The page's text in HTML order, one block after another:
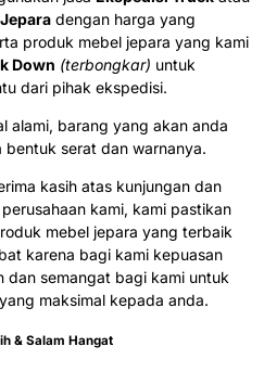
dengan harga yang
produk mebel jepara yang kami
Down (terbongkar) untuk
dari pihak ekspedisi.
alami, barang yang akan anda
serat dan warnanya.
kasih atas kunjungan dan
kami, kami pastikan
mebel jepara yang terbaik
karena bagi kami kepuasan
dan semangat bagi kami untuk
maksimal kepada anda.
& Salam Hangat